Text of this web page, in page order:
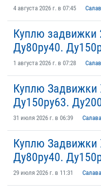
4 августа 2026 г. в 07:45
Куплю задвижки
Ду80ру40.
1 августа 2026 г. в 07:28
Куплю Задвижки
Ду150ру63.
31 июля 2026 г. в 06:39
Куплю Задвижки
Ду80ру40.
29 июля 2026 г. в 11:31